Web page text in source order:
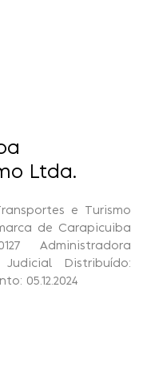
Ltda.
e Turismo
de Carapicuiba
Administradora
Distribuído:
05.12.2024